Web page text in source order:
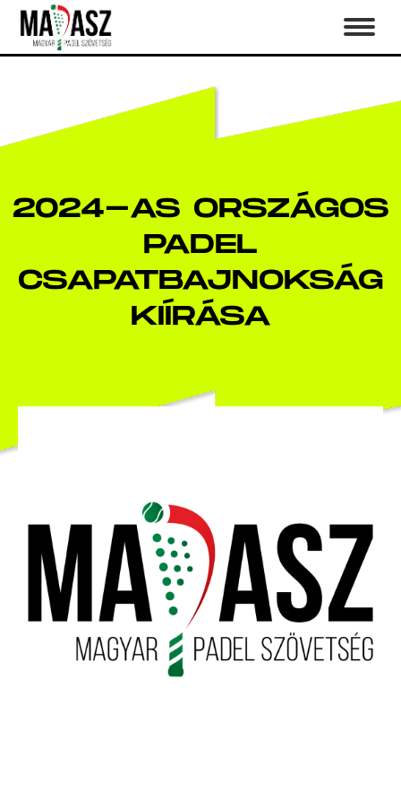
2024-AS ORSZÁGOS
PADEL
CSAPATBAJNOKSÁG
KIÍRÁSA